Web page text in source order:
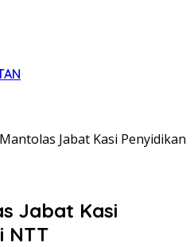
Jabat Kasi Penyidikan
Jabat Kasi
NTT